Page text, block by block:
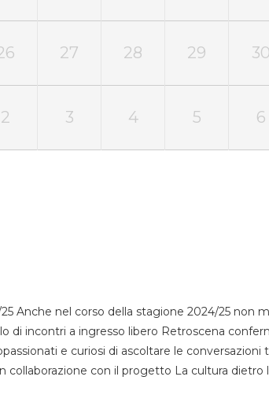
27 28 29 30
2 3 4 5 6
Anche nel corso della stagione 2024/25
di incontri a ingresso libero Retroscena
e curiosi di ascoltare le
collaborazione con il progetto La cultura